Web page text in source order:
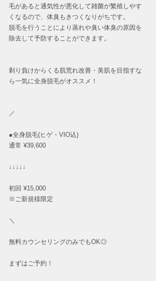
毛があると通気性が悪化して雑菌が繁殖しやす
くなるので、体臭もきつくなりがちです。
脱毛を行うことにより蒸れや臭い体臭の原因を
除去して予防することができます。
剃り負けからくる肌荒れ改善・美肌を目指すな
ら一気に全身脱毛がオススメ！
／
●全身脱毛(ヒゲ・VIO込)
通常 ¥39,600
↓↓↓↓↓
初回 ¥15,000
※ご新規様限定
＼
無料カウンセリングのみでもOK◎
まずはご予約！